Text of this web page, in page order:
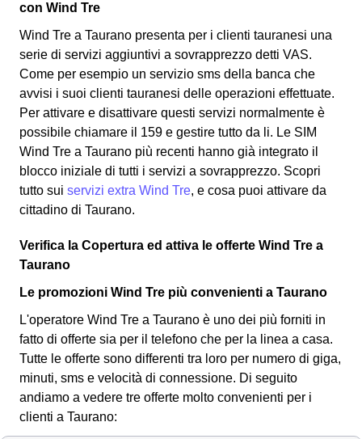
con Wind Tre
Wind Tre a Taurano presenta per i clienti tauranesi una
serie di servizi aggiuntivi a sovrapprezzo detti VAS.
Come per esempio un servizio sms della banca che
avvisi i suoi clienti tauranesi delle operazioni effettuate.
Per attivare e disattivare questi servizi normalmente è
possibile chiamare il 159 e gestire tutto da li. Le SIM
Wind Tre a Taurano più recenti hanno già integrato il
blocco iniziale di tutti i servizi a sovrapprezzo. Scopri
tutto sui servizi extra Wind Tre, e cosa puoi attivare da
cittadino di Taurano.
Verifica la Copertura ed attiva le offerte Wind Tre a
Taurano
Le promozioni Wind Tre più convenienti a Taurano
L'operatore Wind Tre a Taurano è uno dei più forniti in
fatto di offerte sia per il telefono che per la linea a casa.
Tutte le offerte sono differenti tra loro per numero di giga,
minuti, sms e velocità di connessione. Di seguito
andiamo a vedere tre offerte molto convenienti per i
clienti a Taurano: